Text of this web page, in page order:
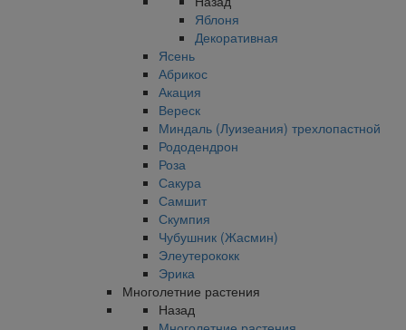
Яблоня
Декоративная
Ясень
Абрикос
Акация
Вереск
Миндаль (Луизеания) трехлопастной
Рододендрон
Роза
Сакура
Самшит
Скумпия
Чубушник (Жасмин)
Элеутерококк
Эрика
Многолетние растения
Назад